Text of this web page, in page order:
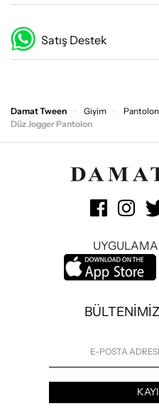
Satış Destek
Damat Tween Giyim Pantolon
Düz Jogger Pantolon